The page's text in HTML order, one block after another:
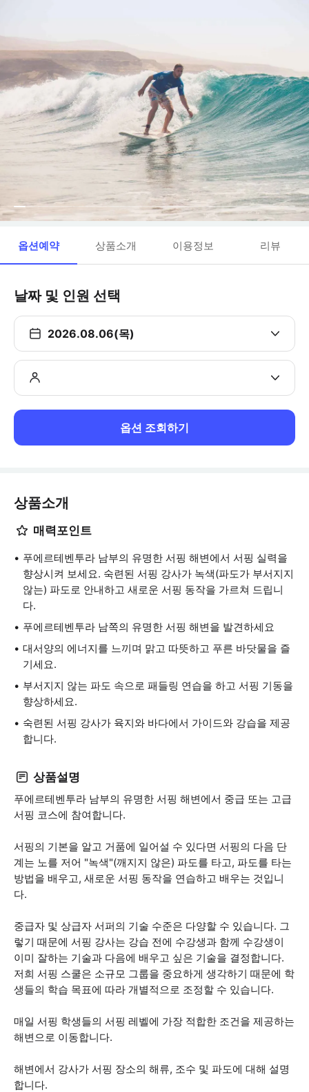
옵션예약 상품소개 이용정보 리뷰
날짜 및 인원 선택
2026.08.06(목)
옵션 조회하기
상품소개
매력포인트
푸에르테벤투라 남부의 유명한 서핑 해변에서 서핑 실력을
향상시켜 보세요. 숙련된 서핑 강사가 녹색(파도가 부서지지
않는) 파도로 안내하고 새로운 서핑 동작을 가르쳐 드립니
다.
푸에르테벤투라 남쪽의 유명한 서핑 해변을 발견하세요
대서양의 에너지를 느끼며 맑고 따뜻하고 푸른 바닷물을 즐
기세요.
부서지지 않는 파도 속으로 패들링 연습을 하고 서핑 기동을
향상하세요.
숙련된 서핑 강사가 육지와 바다에서 가이드와 강습을 제공
합니다.
상품설명
푸에르테벤투라 남부의 유명한 서핑 해변에서 중급 또는 고급
서핑 코스에 참여합니다.
서핑의 기본을 알고 거품에 일어설 수 있다면 서핑의 다음 단
계는 노를 저어 "녹색"(깨지지 않은) 파도를 타고, 파도를 타는
방법을 배우고, 새로운 서핑 동작을 연습하고 배우는 것입니
다.
중급자 및 상급자 서퍼의 기술 수준은 다양할 수 있습니다. 그
렇기 때문에 서핑 강사는 강습 전에 수강생과 함께 수강생이
이미 잘하는 기술과 다음에 배우고 싶은 기술을 결정합니다.
저희 서핑 스쿨은 소규모 그룹을 중요하게 생각하기 때문에 학
생들의 학습 목표에 따라 개별적으로 조정할 수 있습니다.
매일 서핑 학생들의 서핑 레벨에 가장 적합한 조건을 제공하는
해변으로 이동합니다.
해변에서 강사가 서핑 장소의 해류, 조수 및 파도에 대해 설명
합니다.